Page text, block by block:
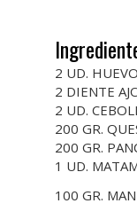
2 UD.
2 DIENTE
2 UD.
200 GR.
200 GR.
1 UD.
100 GR.